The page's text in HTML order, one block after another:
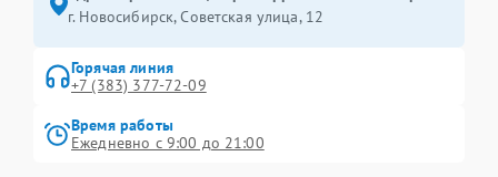
г. Новосибирск, Советская улица, 12
Горячая линия
+7 (383) 377-72-09
Время работы
Ежедневно с 9:00 до 21:00